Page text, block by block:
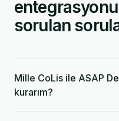
entegrasyonu
sorulan
Mille CoLis ile ASAP
kurarım?